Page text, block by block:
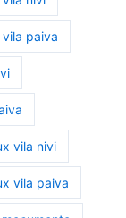
paiva
vila nivi
vila paiva